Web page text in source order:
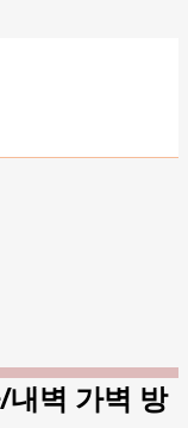
내벽 가벽 방